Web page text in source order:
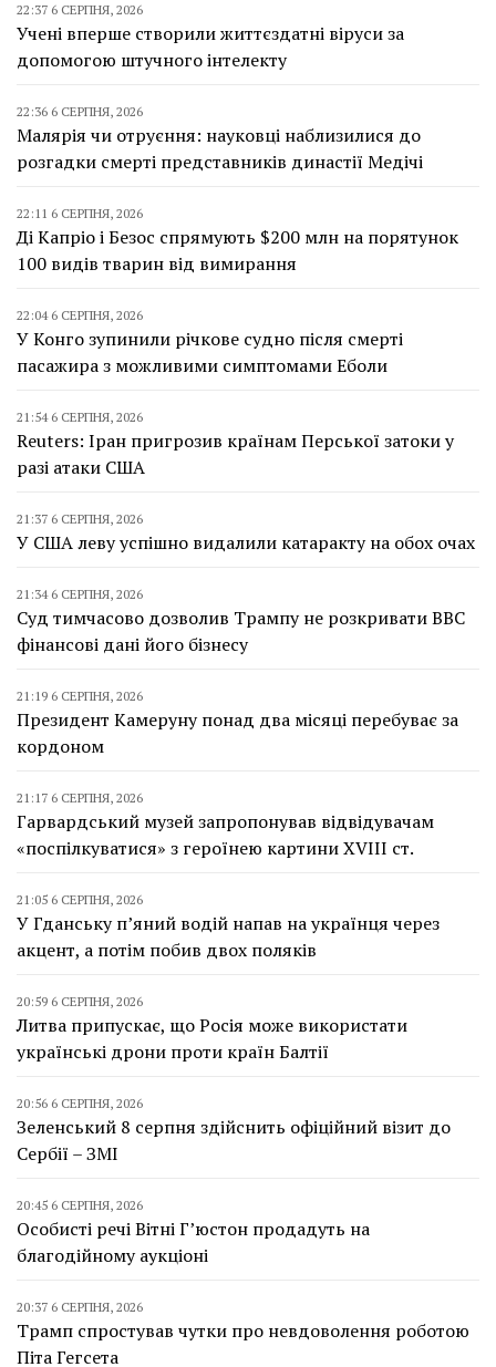
22:37 6 СЕРПНЯ, 2026
Учені вперше створили життєздатні віруси за
допомогою штучного інтелекту
22:36 6 СЕРПНЯ, 2026
Малярія чи отруєння: науковці наблизилися до
розгадки смерті представників династії Медічі
22:11 6 СЕРПНЯ, 2026
Ді Капріо і Безос спрямують $200 млн на порятунок
100 видів тварин від вимирання
22:04 6 СЕРПНЯ, 2026
У Конго зупинили річкове судно після смерті
пасажира з можливими симптомами Еболи
21:54 6 СЕРПНЯ, 2026
Reuters: Іран пригрозив країнам Перської затоки у
разі атаки США
21:37 6 СЕРПНЯ, 2026
У США леву успішно видалили катаракту на обох очах
21:34 6 СЕРПНЯ, 2026
Суд тимчасово дозволив Трампу не розкривати BBC
фінансові дані його бізнесу
21:19 6 СЕРПНЯ, 2026
Президент Камеруну понад два місяці перебуває за
кордоном
21:17 6 СЕРПНЯ, 2026
Гарвардський музей запропонував відвідувачам
«поспілкуватися» з героїнею картини XVIII ст.
21:05 6 СЕРПНЯ, 2026
У Гданську п’яний водій напав на українця через
акцент, а потім побив двох поляків
20:59 6 СЕРПНЯ, 2026
Литва припускає, що Росія може використати
українські дрони проти країн Балтії
20:56 6 СЕРПНЯ, 2026
Зеленський 8 серпня здійснить офіційний візит до
Сербії – ЗМІ
20:45 6 СЕРПНЯ, 2026
Особисті речі Вітні Г’юстон продадуть на
благодійному аукціоні
20:37 6 СЕРПНЯ, 2026
Трамп спростував чутки про невдоволення роботою
Піта Гегсета